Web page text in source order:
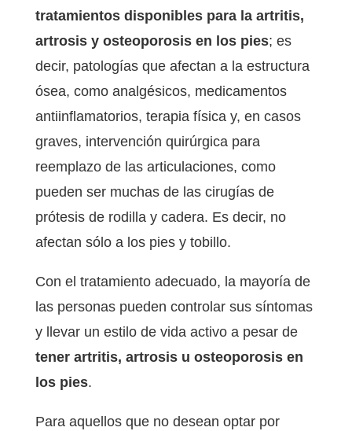
tratamientos disponibles para la artritis,
artrosis y osteoporosis en los pies; es
decir, patologías que afectan a la estructura
ósea, como analgésicos, medicamentos
antiinflamatorios, terapia física y, en casos
graves, intervención quirúrgica para
reemplazo de las articulaciones, como
pueden ser muchas de las cirugías de
prótesis de rodilla y cadera. Es decir, no
afectan sólo a los pies y tobillo.
Con el tratamiento adecuado, la mayoría de
las personas pueden controlar sus síntomas
y llevar un estilo de vida activo a pesar de
tener artritis, artrosis u osteoporosis en
los pies.
Para aquellos que no desean optar por